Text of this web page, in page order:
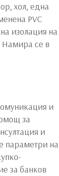
хол, една
PVC
изолация на
Намира се в
и
за
и
параметри на
за банков